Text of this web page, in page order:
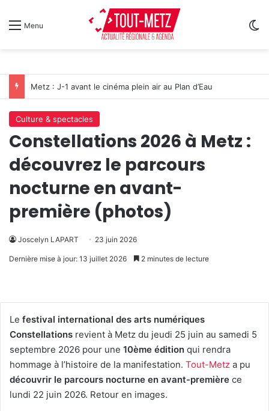
Menu
Culture & spectacles
Constellations 2026 à Metz :
découvrez le parcours
nocturne en avant-
première (photos)
Joscelyn LAPART 23 juin 2026
Dernière mise à jour: 13 juillet 2026 2 minutes de lecture
Le festival international des arts numériques
Constellations revient à Metz du jeudi 25 juin au samedi 5
septembre 2026 pour une 10ème édition qui rendra
hommage à l’histoire de la manifestation. Tout-Metz a pu
découvrir le parcours nocturne en avant-première ce
lundi 22 juin 2026. Retour en images.